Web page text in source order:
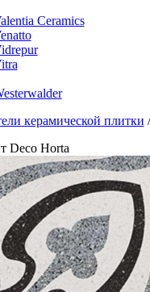
Ceramics
керамической плитки
Deco Horta